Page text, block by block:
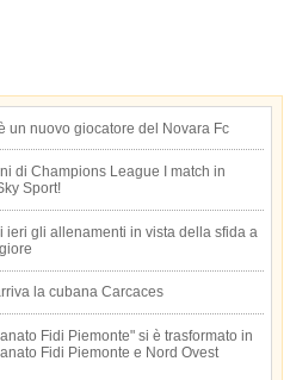
un nuovo giocatore del Novara Fc
di Champions League I match in
Sport!
ieri gli allenamenti in vista della sfida a
la cubana Carcaces
Fidi Piemonte" si è trasformato in
Fidi Piemonte e Nord Ovest